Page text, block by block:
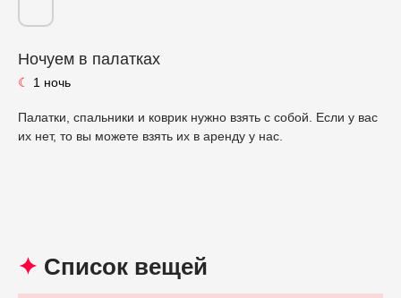
Ночуем в палатках
☾ 1 ночь
Палатки, спальники и коврик нужно взять с собой. Если у вас
их нет, то вы можете взять их в аренду у нас.
✦ Список вещей